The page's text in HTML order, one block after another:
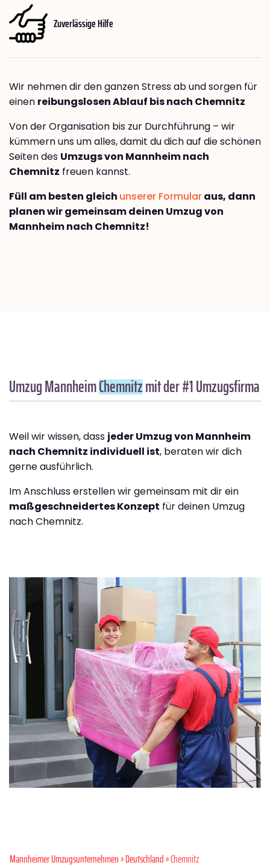
Zuverlässige Hilfe
Wir nehmen dir den ganzen Stress ab und sorgen für
einen reibungslosen Ablauf bis nach Chemnitz
Von der Organisation bis zur Durchführung – wir
kümmern uns um alles, damit du dich auf die schönen
Seiten des Umzugs von Mannheim nach
Chemnitz freuen kannst.
Füll am besten gleich unserer Formularaus, dann
planen wir gemeinsam deinen Umzug von
Mannheim nach Chemnitz!
Umzug MannheimChemnitzmit der #1 Umzugsfirma
Weil wir wissen, dass jeder Umzug von Mannheim
nach Chemnitz individuell ist, beraten wir dich
gerne ausführlich.
Im Anschluss erstellen wir gemeinsam mit dir ein
maßgeschneidertes Konzept für deinen Umzug
nach Chemnitz.
Mannheimer Umzugsunternehmen»Deutschland» Chemnitz